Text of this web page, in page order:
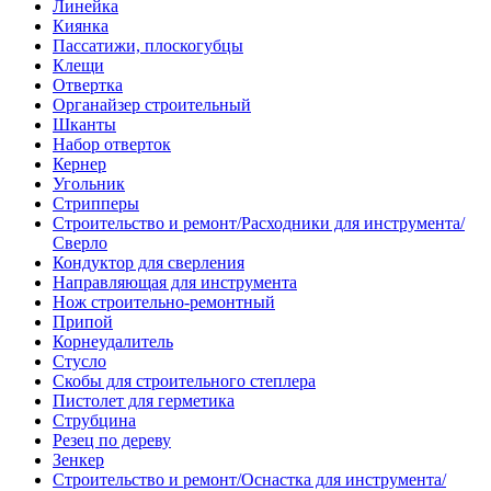
Линейка
Киянка
Пассатижи, плоскогубцы
Клещи
Отвертка
Органайзер строительный
Шканты
Набор отверток
Кернер
Угольник
Стрипперы
Строительство и ремонт/Расходники для инструмента/
Сверло
Кондуктор для сверления
Направляющая для инструмента
Нож строительно-ремонтный
Припой
Корнеудалитель
Стусло
Скобы для строительного степлера
Пистолет для герметика
Струбцина
Резец по дереву
Зенкер
Строительство и ремонт/Оснастка для инструмента/